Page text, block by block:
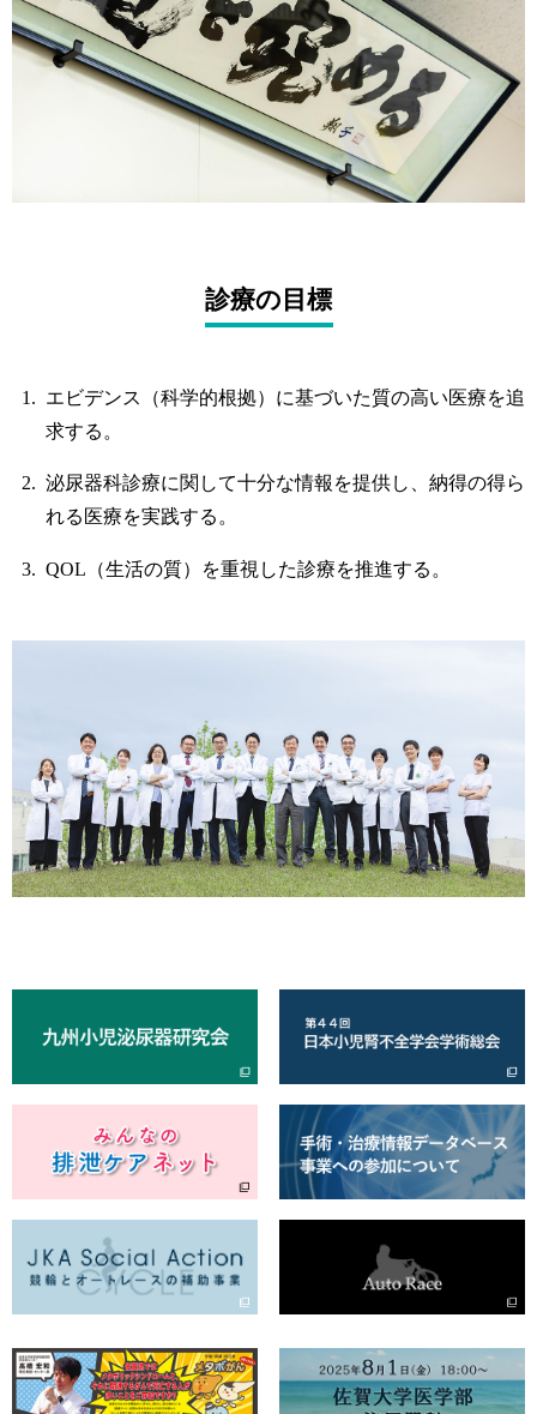
診療の目標
エビデンス（科学的根拠）に基づいた質の高い医療を追
求する。
泌尿器科診療に関して十分な情報を提供し、納得の得ら
れる医療を実践する。
QOL（生活の質）を重視した診療を推進する。